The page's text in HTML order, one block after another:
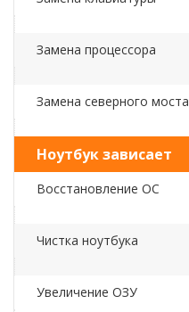
Замена процессора
Замена северного моста
Ноутбук зависает
Восстановление ОС
Чистка ноутбука
Увеличение ОЗУ